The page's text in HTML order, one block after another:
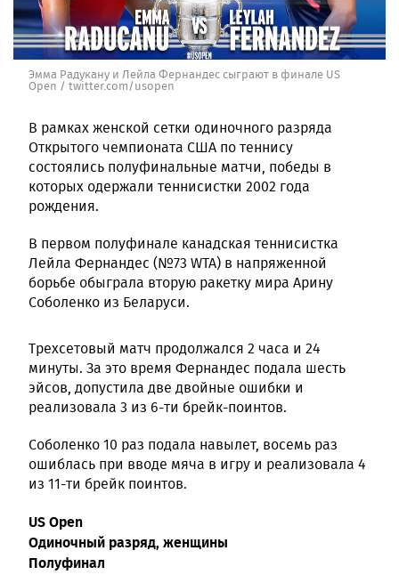
Эмма Радукану и Лейла Фернандес сыграют в финале US
Open / twitter.com/usopen
В рамках женской сетки одиночного разряда
Открытого чемпионата США по теннису
состоялись полуфинальные матчи, победы в
которых одержали теннисистки 2002 года
рождения.
В первом полуфинале канадская теннисистка
Лейла Фернандес (№73 WTA) в напряженной
борьбе обыграла вторую ракетку мира Арину
Соболенко из Беларуси.
Трехсетовый матч продолжался 2 часа и 24
минуты. За это время Фернандес подала шесть
эйсов, допустила две двойные ошибки и
реализовала 3 из 6-ти брейк-поинтов.
Соболенко 10 раз подала навылет, восемь раз
ошиблась при вводе мяча в игру и реализовала 4
из 11-ти брейк поинтов.
US Open
Одиночный разряд, женщины
Полуфинал